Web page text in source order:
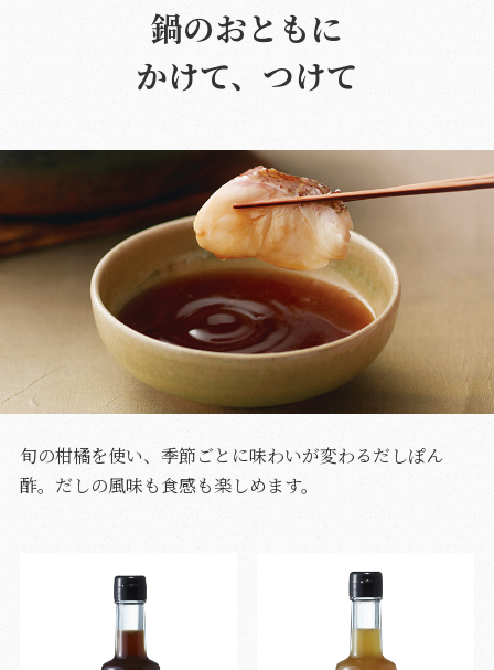
鍋のおともに
かけて、つけて
旬の柑橘を使い、季節ごとに味わいが変わるだしぽん
酢。だしの風味も食感も楽しめます。